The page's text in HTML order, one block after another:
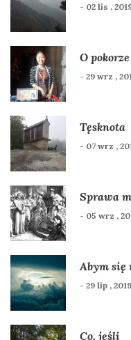
- 02 lis ,
O pokorze
- 29 wrz ,
Tęsknota
- 07 wrz ,
Sprawa
- 05 wrz ,
Abym się
- 29 lip , 2019
Co, jeśli